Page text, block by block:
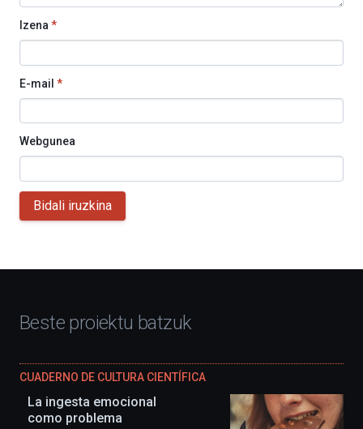
Izena *
E-mail *
Webgunea
Bidali iruzkina
Beste proiektu batzuk
CUADERNO DE CULTURA CIENTÍFICA
La ingesta emocional
como problema